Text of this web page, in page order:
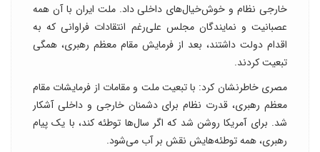
خارجی نظام و خوش‌خیال‌های داخلی داد. ملت ایران با آن همه
عصبانیت و نمایندگان مجلس علی‌رغم انتقادات فراوانی که به
اقدام دولت داشتند، بعد از فرمایش مقام معظم رهبری، همگی
تبعیت کردند.
مصری خاطرنشان کرد: با تبعیت ملت و مقامات از فرمایشات مقام
معظم رهبری، قدرت نظام برای دشمنان خارجی و داخلی آشکار
شد. برای آمریکا روشن شد که اگر سال‌ها توطئه کند، با یک پیام
رهبری، همه توطئه‌هایش نقش بر آب می‌شود.